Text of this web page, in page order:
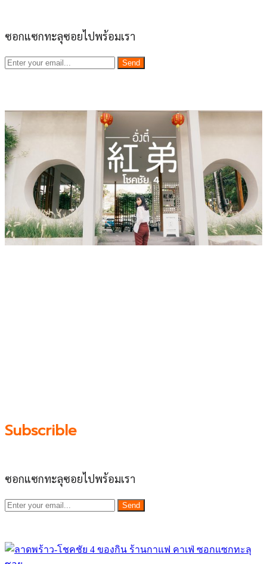
ซอกแซกทะลุซอยไปพร้อมเรา
Send
Subscrible
ซอกแซกทะลุซอยไปพร้อมเรา
Send